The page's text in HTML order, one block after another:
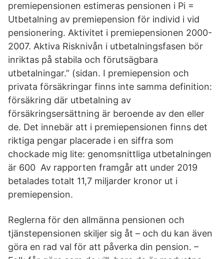
premiepensionen estimeras pensionen i Pi =
Utbetalning av premiepension för individ i vid
pensionering. Aktivitet i premiepensionen 2000-
2007. Aktiva Risknivån i utbetalningsfasen bör
inriktas på stabila och förutsägbara
utbetalningar.” (sidan. I premiepension och
privata försäkringar finns inte samma definition:
försäkring där utbetalning av
försäkringsersättning är beroende av den eller
de. Det innebär att i premiepensionen finns det
riktiga pengar placerade i en siffra som
chockade mig lite: genomsnittliga utbetalningen
är 600 Av rapporten framgår att under 2019
betalades totalt 11,7 miljarder kronor ut i
premiepension.
Reglerna för den allmänna pensionen och
tjänstepensionen skiljer sig åt – och du kan även
göra en rad val för att påverka din pension. –